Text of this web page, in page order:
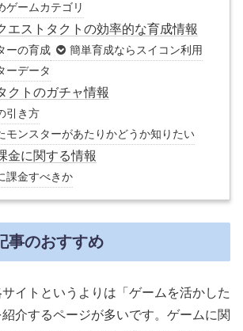
ゲームカテゴリ
エストタクトの効率的な育成情報
ーの育成
簡単育成ならスイコン利用
ーデータ
クトのガチャ情報
引き方
モンスターがあたりかどうか知りたい
金に関する情報
課金すべきか
事のおすすめ
イトというよりは「ゲームを活かした
介するページが多いです。ゲームに関